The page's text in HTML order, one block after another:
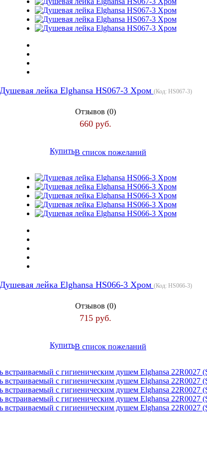
Душевая лейка Elghansa HS067-3 Хром (Код: HS067-3)
Отзывов (0)
660 руб.
КупитьВ список пожеланий
Душевая лейка Elghansa HS066-3 Хром (Код: HS066-3)
Отзывов (0)
715 руб.
КупитьВ список пожеланий